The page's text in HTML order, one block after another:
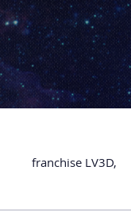
franchise LV3D,